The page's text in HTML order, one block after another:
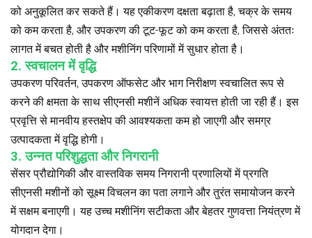
को अनुकूलित कर सकते हैं। यह एकीकरण दक्षता बढ़ाता है, चक्र के समय
को कम करता है, और उपकरण की टूट-फूट को कम करता है, जिससे अंततः
लागत में बचत होती है और मशीनिंग परिणामों में सुधार होता है।
2. स्वचालन में वृद्धि
उपकरण परिवर्तन, उपकरण ऑफसेट और भाग निरीक्षण स्वचालित रूप से
करने की क्षमता के साथ सीएनसी मशीनें अधिक स्वायत्त होती जा रही हैं। इस
प्रवृत्ति से मानवीय हस्तक्षेप की आवश्यकता कम हो जाएगी और समग्र
उत्पादकता में वृद्धि होगी।
3. उन्नत परिशुद्धता और निगरानी
सेंसर प्रौद्योगिकी और वास्तविक समय निगरानी प्रणालियों में प्रगति
सीएनसी मशीनों को सूक्ष्म विचलन का पता लगाने और तुरंत समायोजन करने
में सक्षम बनाएगी। यह उच्च मशीनिंग सटीकता और बेहतर गुणवत्ता नियंत्रण में
योगदान देगा।